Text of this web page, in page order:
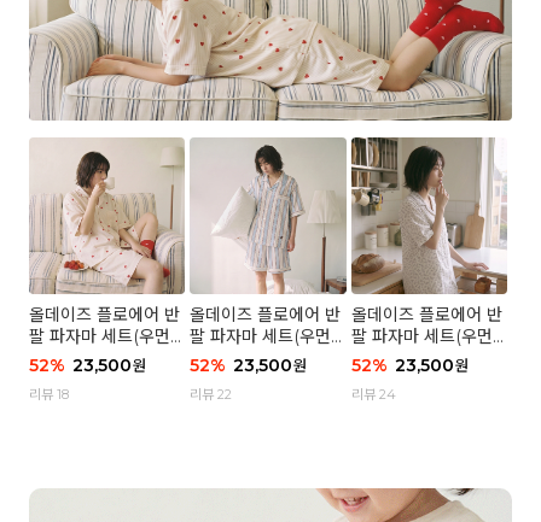
올데이즈 플로에어 반
팔 파자마 세트(우먼)
- 04 하트 컨페티
52% 23,500원
리뷰 18
올데이즈 플로에어 반
팔 파자마 세트(우먼)
- 03 브리즈 스트라이
52% 23,500원
리뷰 22
올데이즈 플로에어 반
팔 파자마 세트(우먼)
- 01 포슬 가든
52% 23,500원
리뷰 24